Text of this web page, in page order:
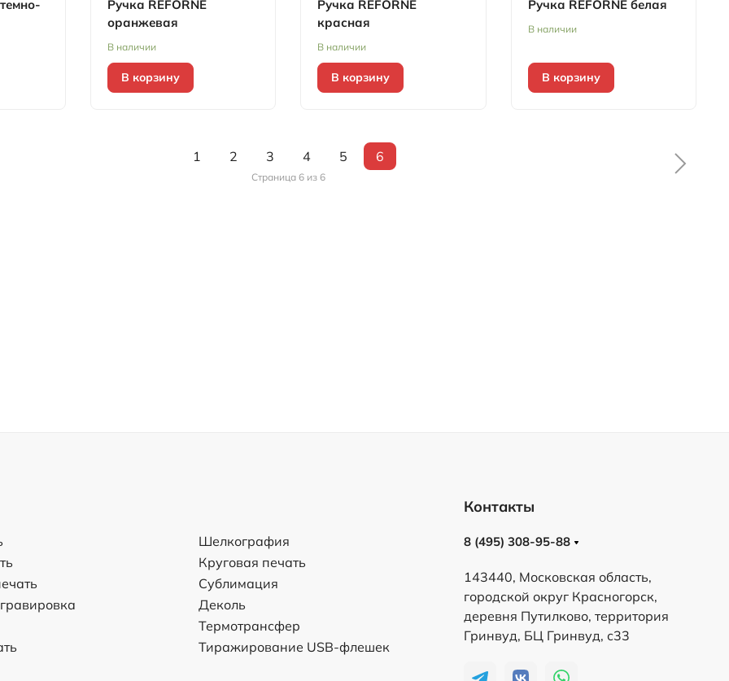
Ручка REFORNE
оранжевая
В наличии
В корзину
Ручка REFORNE
красная
В наличии
В корзину
Ручка REFORNE белая
В наличии
В корзину
1 2 3 4 5 6
Страница 6 из 6
Шелкография
Круговая печать
Сублимация
Деколь
Термотрансфер
Тиражирование USB-флешек
Контакты
8 (495) 308-95-88
143440, Московская область,
городской округ Красногорск,
деревня Путилково, территория
Гринвуд, БЦ Гринвуд, с33